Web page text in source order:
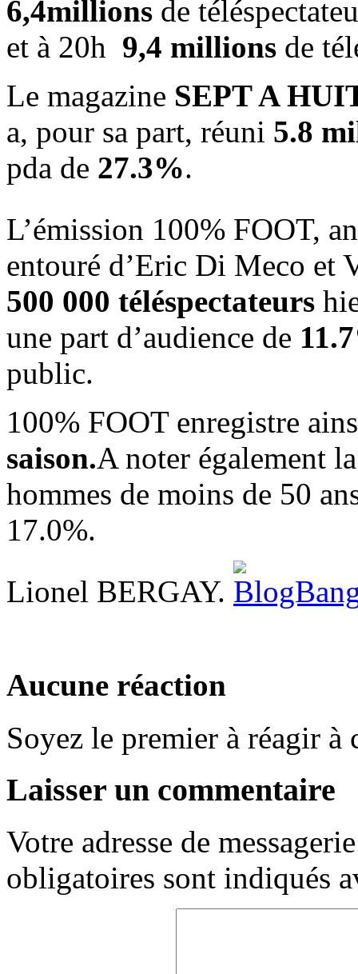
6,4millions de
et à 20h 9,4 millions de
Le magazine SEPT A
a, pour sa part, réuni 5.8
pda de 27.3%.
L’émission 100% FOOT,
entouré d’Eric Di Meco et
500 000 téléspectateurs
une part d’audience de
public.
100% FOOT enregistre
saison.A noter également
hommes de moins de 50
17.0%.
Lionel BERGAY.
Aucune réaction
Soyez le premier à réagir à
Laisser un commentaire
Votre adresse de
obligatoires sont indiqués